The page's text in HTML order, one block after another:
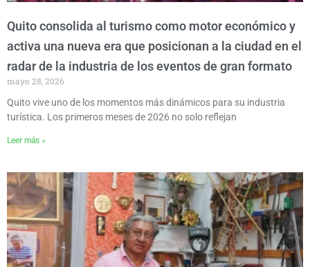
Quito consolida al turismo como motor económico y
activa una nueva era que posicionan a la ciudad en el
radar de la industria de los eventos de gran formato
mayo 28, 2026
Quito vive uno de los momentos más dinámicos para su industria
turística. Los primeros meses de 2026 no solo reflejan
Leer más »